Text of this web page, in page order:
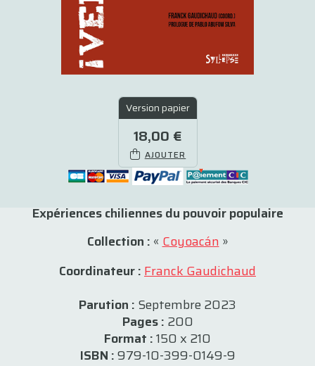
Version papier
18,00 €
AJOUTER
Expériences chiliennes du pouvoir populaire
Collection : «Coyoacán»
Coordinateur :Franck Gaudichaud
Parution : Septembre 2023
Pages : 200
Format :150 x 210
ISBN :979-10-399-0149-9